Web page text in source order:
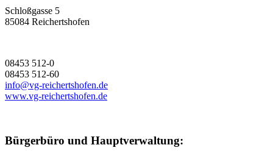
Schloßgasse 5
85084 Reichertshofen
08453 512-0
08453 512-60
info@vg-reichertshofen.de
www.vg-reichertshofen.de
Bürgerbüro und Hauptverwaltung: